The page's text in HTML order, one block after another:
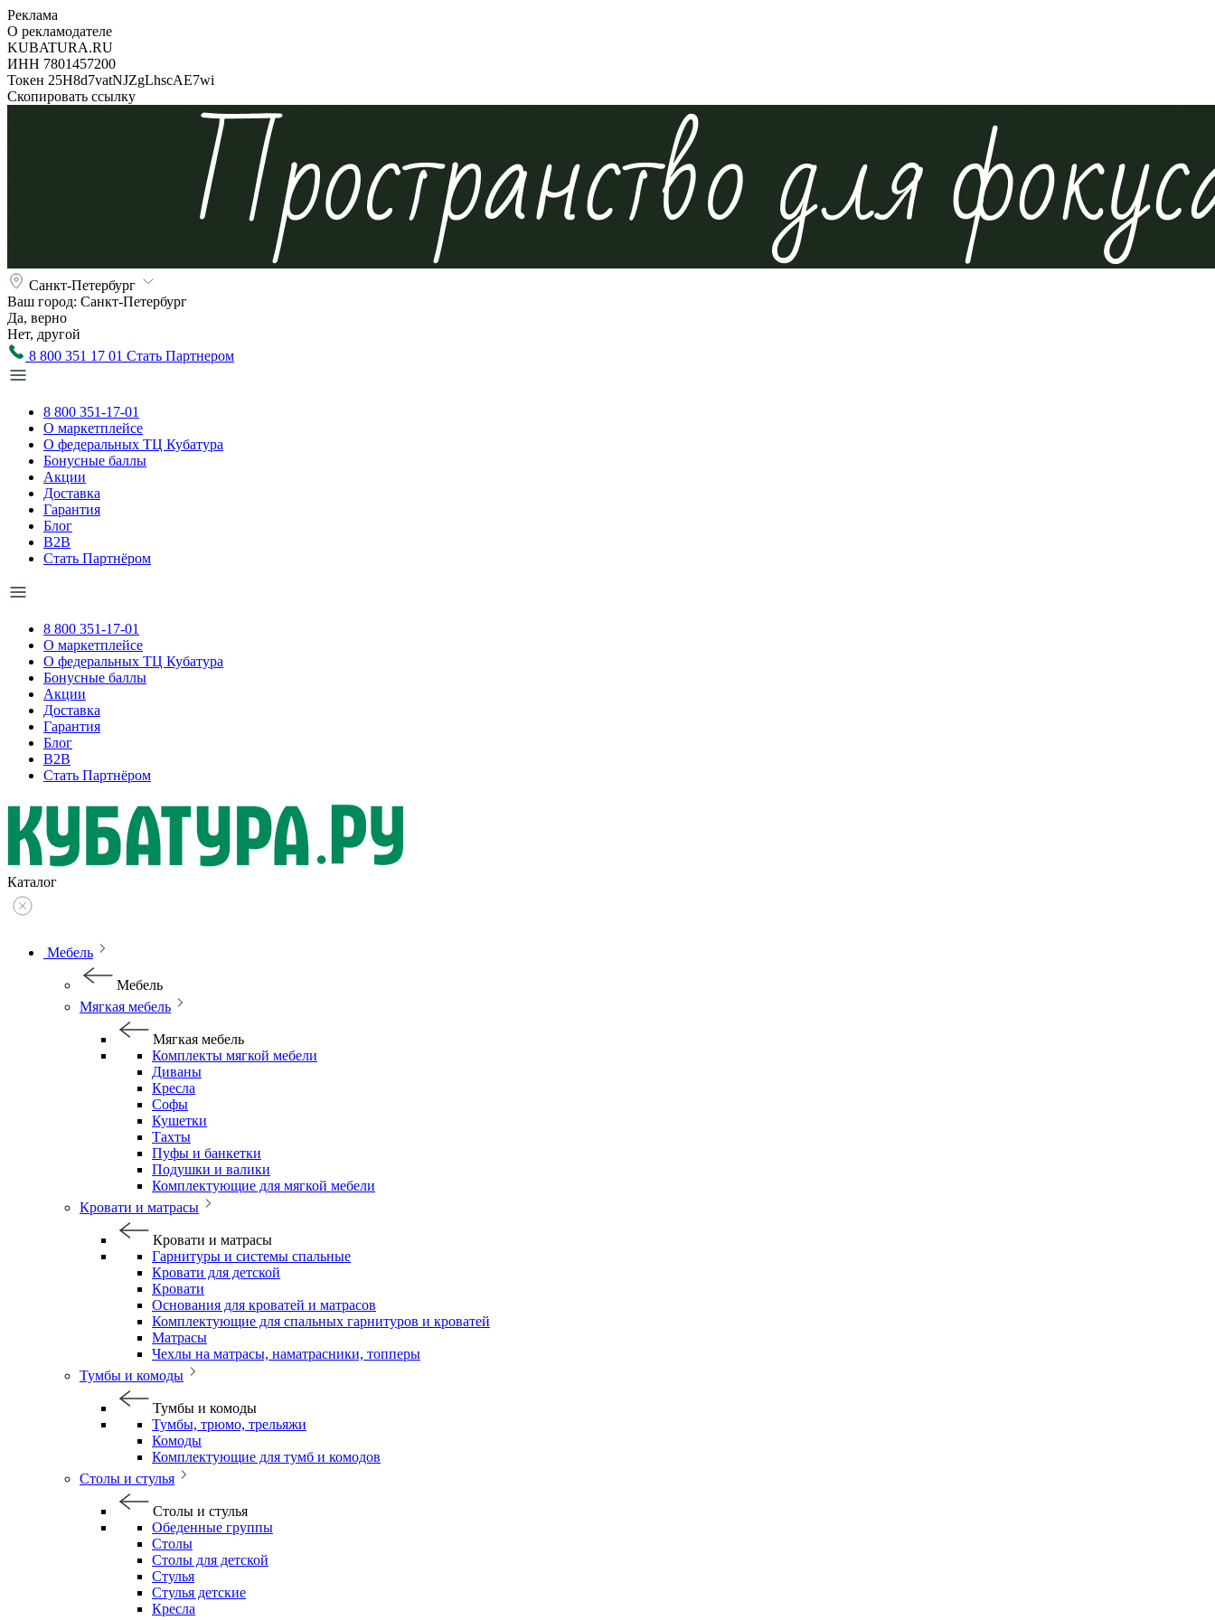
Реклама
О рекламодателе
KUBATURA.RU
ИНН 7801457200
Токен 25H8d7vatNJZgLhscAE7wi
Скопировать ссылку
Санкт-Петербург
Ваш город: Санкт-Петербург
Да, верно
Нет, другой
8 800 351 17 01 Стать Партнером
8 800 351-17-01
О маркетплейсе
О федеральных ТЦ Кубатура
Бонусные баллы
Акции
Доставка
Гарантия
Блог
B2B
Стать Партнёром
8 800 351-17-01
О маркетплейсе
О федеральных ТЦ Кубатура
Бонусные баллы
Акции
Доставка
Гарантия
Блог
B2B
Стать Партнёром
Каталог
Мебель
Мебель
Мягкая мебель
Мягкая мебель
Комплекты мягкой мебели
Диваны
Кресла
Софы
Кушетки
Тахты
Пуфы и банкетки
Подушки и валики
Комплектующие для мягкой мебели
Кровати и матрасы
Кровати и матрасы
Гарнитуры и системы спальные
Кровати для детской
Кровати
Основания для кроватей и матрасов
Комплектующие для спальных гарнитуров и кроватей
Матрасы
Чехлы на матрасы, наматрасники, топперы
Тумбы и комоды
Тумбы и комоды
Тумбы, трюмо, трельяжи
Комоды
Комплектующие для тумб и комодов
Столы и стулья
Столы и стулья
Обеденные группы
Столы
Столы для детской
Стулья
Стулья детские
Кресла